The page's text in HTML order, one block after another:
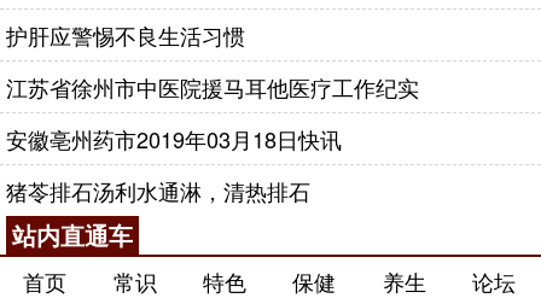
护肝应警惕不良生活习惯
江苏省徐州市中医院援马耳他医疗工作纪实
安徽亳州药市2019年03月18日快讯
猪苓排石汤利水通淋，清热排石
站内直通车
首页 常识 特色 保健 养生
论坛